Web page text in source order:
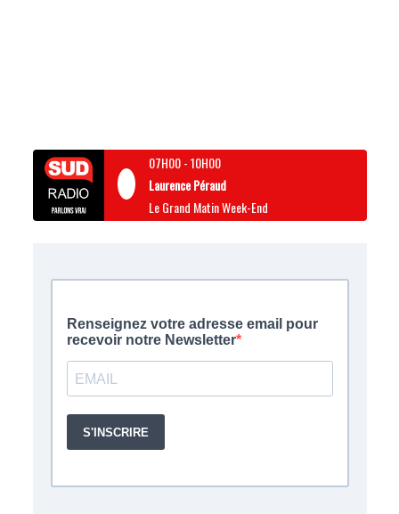
07H00-10H00
Laurence Péraud
Le Grand Matin Week-End